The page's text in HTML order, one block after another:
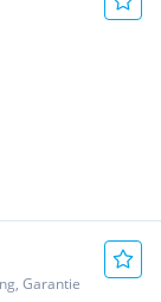
Garantie